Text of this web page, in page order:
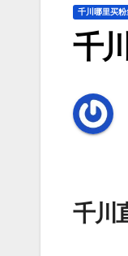
千川哪里买粉
千
千川